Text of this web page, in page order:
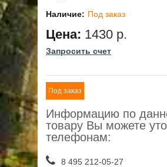
Наличие: Под заказ
Цена: 1430 р.
Запросить счет
Под заказ
Информацию по
товару Вы можете
телефонам:
8 495 212-05-27